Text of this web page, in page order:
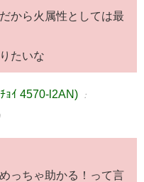
から火属性としては最
たいな
ｮｲ 4570-l2AN) ：
っちゃ助かる！って言